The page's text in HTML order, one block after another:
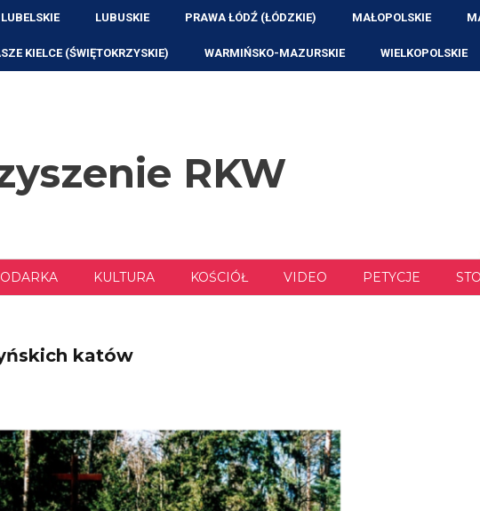
LUBELSKIE LUBUSKIE PRAWA ŁÓDŹ (ŁÓDZKIE) MAŁOPOLSKIE
KIELCE (ŚWIĘTOKRZYSKIE) WARMIŃSKO-MAZURSKIE WIELKOPOLSKIE
RKW
KULTURA KOŚCIÓŁ VIDEO PETYCJE
katów